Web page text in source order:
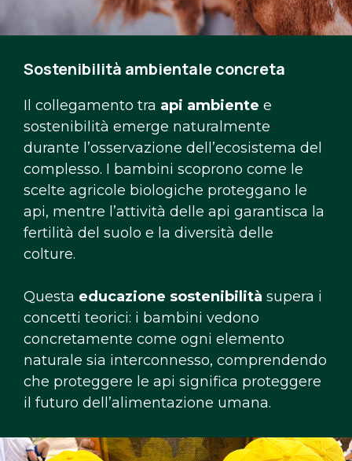
Sostenibilità ambientale concreta
Il collegamento tra api ambiente e
sostenibilità emerge naturalmente
durante l’osservazione dell’ecosistema del
complesso. I bambini scoprono come le
scelte agricole biologiche proteggano le
api, mentre l’attività delle api garantisca la
fertilità del suolo e la diversità delle
colture.
Questa educazione sostenibilità supera i
concetti teorici: i bambini vedono
concretamente come ogni elemento
naturale sia interconnesso, comprendendo
che proteggere le api significa proteggere
il futuro dell’alimentazione umana.